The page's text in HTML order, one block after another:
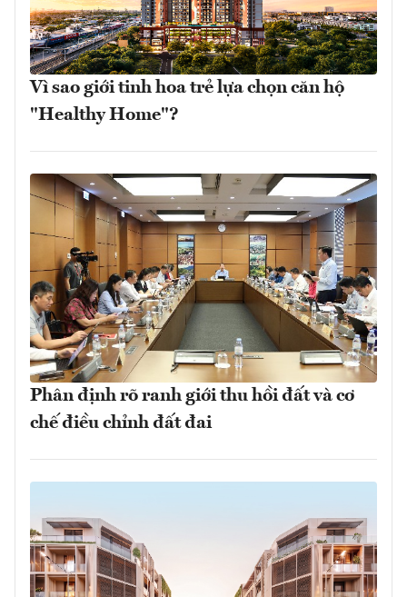
Vì sao giới tinh hoa trẻ lựa chọn căn hộ
"Healthy Home"?
Phân định rõ ranh giới thu hồi đất và cơ
chế điều chỉnh đất đai